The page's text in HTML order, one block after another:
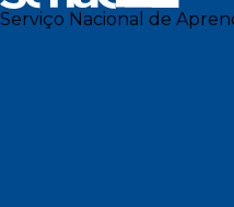
Serviço Nacional de